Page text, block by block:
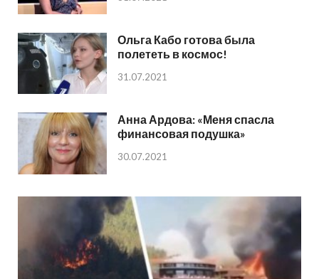
Ольга Кабо готова была
полететь в космос!
31.07.2021
Анна Ардова: «Меня спасла
финансовая подушка»
30.07.2021